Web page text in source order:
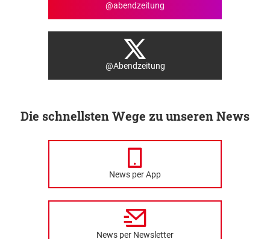
@abendzeitung
@Abendzeitung
Die schnellsten Wege zu unseren News
News per App
News per Newsletter